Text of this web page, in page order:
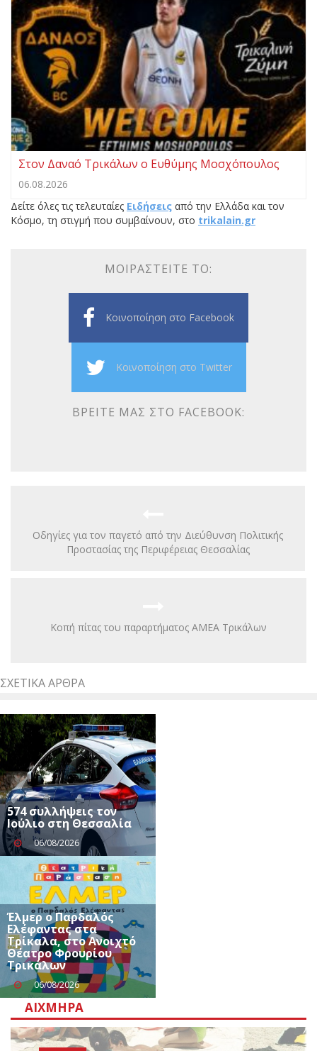
Στον Δαναό Τρικάλων ο Ευθύμης Μοσχόπουλος
06.08.2026
Δείτε όλες τις τελευταίες Ειδήσεις από την Ελλάδα και τον
Κόσμο, τη στιγμή που συμβαίνουν, στο trikalain.gr
ΜΟΙΡΑΣΤΕΊΤΕ ΤΟ:
Κοινοποίηση στο Facebook
Κοινοποίηση στο Twitter
ΒΡΕΊΤΕ ΜΑΣ ΣΤΟ FACEBOOK:
Οδηγίες για τον παγετό από την Διεύθυνση Πολιτικής
Προστασίας της Περιφέρειας Θεσσαλίας
Κοπή πίτας του παραρτήματος ΑΜΕΑ Τρικάλων
ΣΧΕΤΙΚΆ ΆΡΘΡΑ
574 συλλήψεις τον
Ιούλιο στη Θεσσαλία
06/08/2026
Έλμερ ο Παρδαλός
Ελέφαντας στα
Τρίκαλα, στο Ανοιχτό
Θέατρο Φρουρίου
Τρικάλων
06/08/2026
ΑΙΧΜΗΡΆ